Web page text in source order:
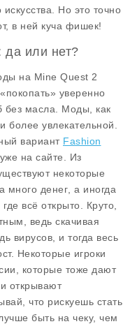
Но это точно
в ней куча фишек!
или нет?
на Mine Quest 2
уверенно
без масла. Моды, как
более увлекательной.
вариант Fashion
на сайте. Из
некоторые
много денег , а иногда
всё открыто. Круто,
ведь скачивая
вирусов, и тогда весь
Некоторые игроки
которые тоже дают
открывают
что рискуешь стать
быть на чеку, чем